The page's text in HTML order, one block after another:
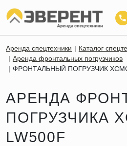
Аренда спецтехники
Каталог
Аренда фронтальных погрузчиков
ФРОНТАЛЬНЫЙ ПОГРУЗЧИК
АРЕНДА
ПОГРУЗЧИКА
LW500F